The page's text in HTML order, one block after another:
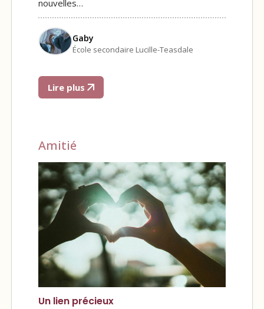
nouvelles…
Gaby
École secondaire Lucille-Teasdale
Lire plus
Amitié
Un lien précieux